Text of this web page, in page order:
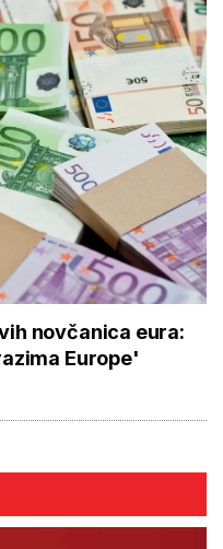
novčanica eura:
Europe'